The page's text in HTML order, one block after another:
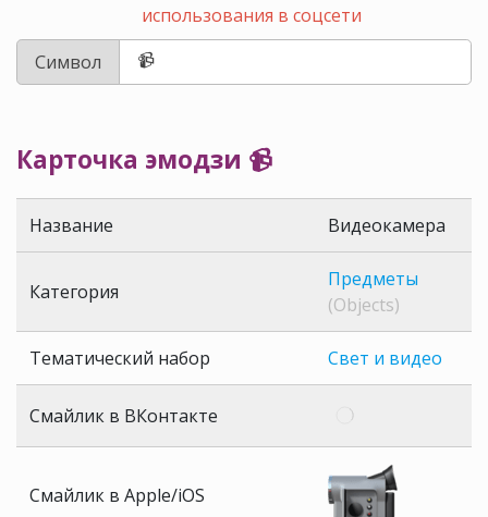
использования в соцсети
Символ
Карточка эмодзи 📹
Название Видеокамера
Категория
Предметы
(Objects)
Тематический набор Свет и видео
Смайлик в ВКонтакте
Смайлик в Apple/iOS